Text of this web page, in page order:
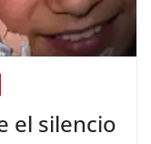
el silencio